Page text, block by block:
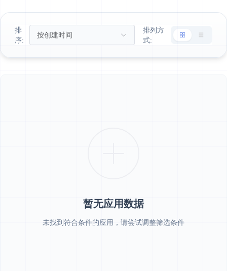
排
序:
排列方
式:
暂无应用数据
未找到符合条件的应用，请尝试调整筛选条件